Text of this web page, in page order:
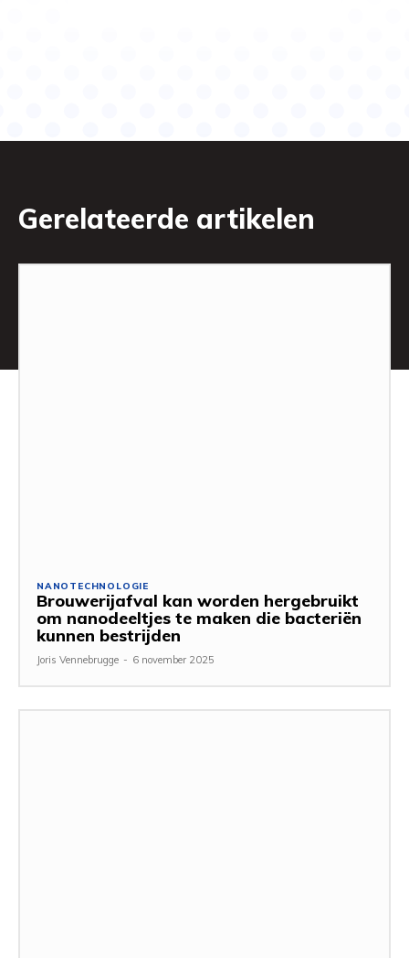
Gerelateerde artikelen
NANOTECHNOLOGIE
Brouwerijafval kan worden hergebruikt
om nanodeeltjes te maken die bacteriën
kunnen bestrijden
Joris Vennebrugge - 6 november 2025